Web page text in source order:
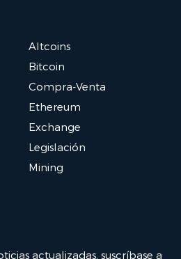
Altcoins
Bitcoin
Compra-Venta
Ethereum
Exchange
Legislación
Mining
actualizadas, suscríbase a